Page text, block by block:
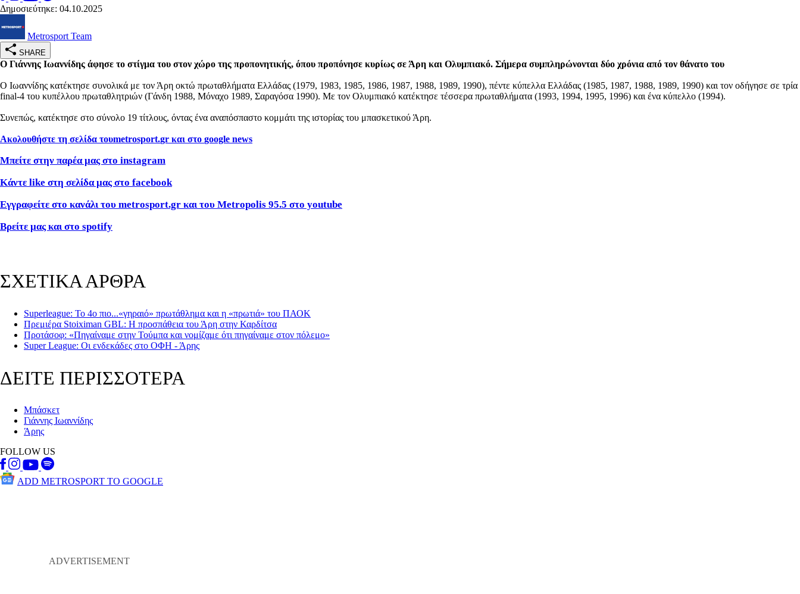
Δημοσιεύτηκε: 04.10.2025
Metrosport Team
SHARE
Ο Γιάννης Ιωαννίδης άφησε το στίγμα του στον χώρο της προπονητικής, όπου προπόνησε κυρίως σε Άρη και Ολυμπιακό. Σήμερα συμπληρώνονται δύο χρόνια από τον θάνατο του
Ο Ιωαννίδης κατέκτησε συνολικά με τον Άρη οκτώ πρωταθλήματα Ελλάδας (1979, 1983, 1985, 1986, 1987, 1988, 1989, 1990), πέντε κύπελλα Ελλάδας (1985, 1987, 1988, 1989, 1990) και τον οδήγησε σε τρία
final-4 του κυπέλλου πρωταθλητριών (Γάνδη 1988, Μόναχο 1989, Σαραγόσα 1990). Με τον Ολυμπιακό κατέκτησε τέσσερα πρωταθλήματα (1993, 1994, 1995, 1996) και ένα κύπελλο (1994).
Συνεπώς, κατέκτησε στο σύνολο 19 τίτλους, όντας ένα αναπόσπαστο κομμάτι της ιστορίας του μπασκετικού Άρη.
Ακολουθήστε τη σελίδα τουmetrosport.gr και στο google news
Μπείτε στην παρέα μας στο instagram
Κάντε like στη σελίδα μας στο facebook
Εγγραφείτε στο κανάλι του metrosport.gr και του Metropolis 95.5 στο youtube
Βρείτε μας και στο spotify
ΣΧΕΤΙΚΑ ΑΡΘΡΑ
Superleague: Το 4ο πιο...«γηραιό» πρωτάθλημα και η «πρωτιά» του ΠΑΟΚ
Πρεμιέρα Stoiximan GBL: Η προσπάθεια του Άρη στην Καρδίτσα
Προτάσοφ: «Πηγαίναμε στην Τούμπα και νομίζαμε ότι πηγαίναμε στον πόλεμο»
Super League: Οι ενδεκάδες στο ΟΦΗ - Άρης
ΔΕΙΤΕ ΠΕΡΙΣΣΟΤΕΡΑ
Μπάσκετ
Γιάννης Ιωαννίδης
Άρης
FOLLOW US
ADD METROSPORT TO GOOGLE